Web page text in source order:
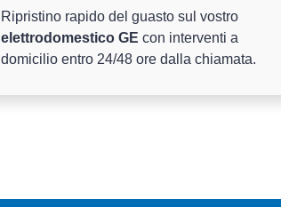
Ripristino rapido del guasto sul vostro
elettrodomestico GE con interventi a
domicilio entro 24/48 ore dalla chiamata.